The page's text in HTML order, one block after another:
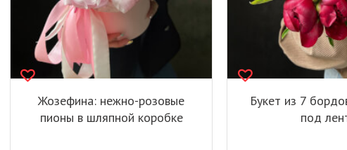
Жозефина: нежно-розовые
пионы в шляпной коробке
Букет из 7
под